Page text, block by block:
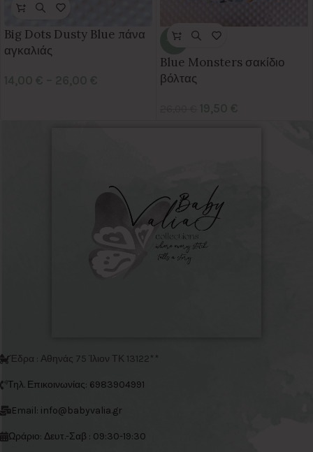
Big Dots Dusty Blue πάνα
αγκαλιάς
-25%
Blue Monsters σακίδιο
βόλτας
Έδρα : Αθηνάς 75 Ίλιον ΤΚ 13122**
Τηλ. Επικοινωνίας: 6983904991
Email: info@babyvalia.gr
Ωράριο: Δευτ.-Σαβ : 09:30-19:30